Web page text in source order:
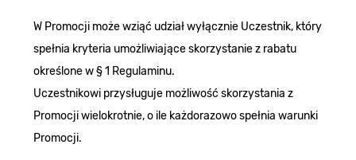
W Promocji może wziąć udział wyłącznie Uczestnik, który
spełnia kryteria umożliwiające skorzystanie z rabatu
określone w § 1 Regulaminu.
Uczestnikowi przysługuje możliwość skorzystania z
Promocji wielokrotnie, o ile każdorazowo spełnia warunki
Promocji.